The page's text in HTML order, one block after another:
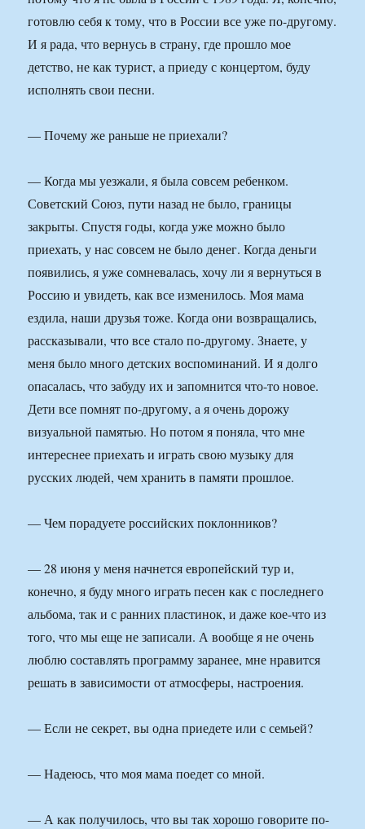
готовлю себя к тому, что в России все уже по-другому.
И я рада, что вернусь в страну, где прошло мое
детство, не как турист, а приеду с концертом, буду
исполнять свои песни.
— Почему же раньше не приехали?
— Когда мы уезжали, я была совсем ребенком.
Советский Союз, пути назад не было, границы
закрыты. Спустя годы, когда уже можно было
приехать, у нас совсем не было денег. Когда деньги
появились, я уже сомневалась, хочу ли я вернуться в
Россию и увидеть, как все изменилось. Моя мама
ездила, наши друзья тоже. Когда они возвращались,
рассказывали, что все стало по-другому. Знаете, у
меня было много детских воспоминаний. И я долго
опасалась, что забуду их и запомнится что-то новое.
Дети все помнят по-другому, а я очень дорожу
визуальной памятью. Но потом я поняла, что мне
интереснее приехать и играть свою музыку для
русских людей, чем хранить в памяти прошлое.
— Чем порадуете российских поклонников?
— 28 июня у меня начнется европейский тур и,
конечно, я буду много играть песен как с последнего
альбома, так и с ранних пластинок, и даже кое-что из
того, что мы еще не записали. А вообще я не очень
люблю составлять программу заранее, мне нравится
решать в зависимости от атмосферы, настроения.
— Если не секрет, вы одна приедете или с семьей?
— Надеюсь, что моя мама поедет со мной.
— А как получилось, что вы так хорошо говорите по-